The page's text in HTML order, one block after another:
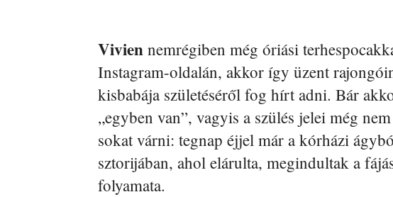
Vivien nemrégiben még óriási
Instagram-oldalán, akkor így üzent
kisbabája születéséről fog hírt adni. Bár
„egyben van”, vagyis a szülés jelei még
sokat várni: tegnap éjjel már a kórházi
sztorijában, ahol elárulta, megindultak a
folyamata.